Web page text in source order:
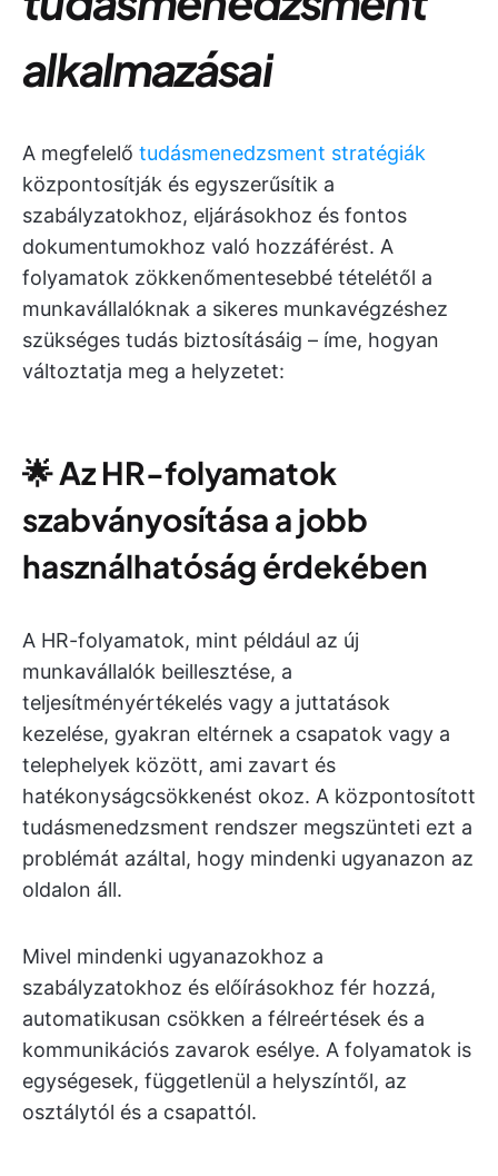
alkalmazásai
A megfelelő tudásmenedzsment stratégiák
központosítják és egyszerűsítik a
szabályzatokhoz, eljárásokhoz és fontos
dokumentumokhoz való hozzáférést. A
folyamatok zökkenőmentesebbé tételétől a
munkavállalóknak a sikeres munkavégzéshez
szükséges tudás biztosításáig – íme, hogyan
változtatja meg a helyzetet:
🌟Az HR-folyamatok
szabványosítása a jobb
használhatóság érdekében
A HR-folyamatok, mint például az új
munkavállalók beillesztése, a
teljesítményértékelés vagy a juttatások
kezelése, gyakran eltérnek a csapatok vagy a
telephelyek között, ami zavart és
hatékonyságcsökkenést okoz. A központosított
tudásmenedzsment rendszer megszünteti ezt a
problémát azáltal, hogy mindenki ugyanazon az
oldalon áll.
Mivel mindenki ugyanazokhoz a
szabályzatokhoz és előírásokhoz fér hozzá,
automatikusan csökken a félreértések és a
kommunikációs zavarok esélye. A folyamatok is
egységesek, függetlenül a helyszíntől, az
osztálytól és a csapattól.